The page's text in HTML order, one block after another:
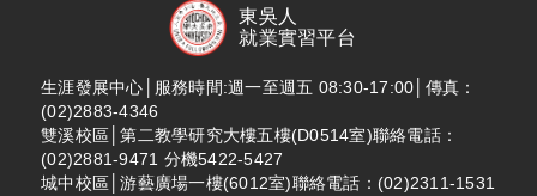
東吳人
就業實習平台
生涯發展中心│服務時間:週一至週五 08:30-17:00│傳真：
(02)2883-4346
雙溪校區│第二教學研究大樓五樓(D0514室)聯絡電話：
(02)2881-9471 分機5422-5427
城中校區│游藝廣場一樓(6012室)聯絡電話：(02)2311-1531